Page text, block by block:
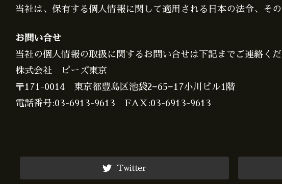
当社は、保有する個人情報に関して適用される日本の法令、そ
お問い合せ
当社の個人情報の取扱に関するお問い合せは下記までご連絡くだ
株式会社 ピーズ東京
〒171-0014 東京都豊島区池袋2−65−17小川ビル1階
電話番号:03-6913-9613 FAX:03-6913-9613
Twitter